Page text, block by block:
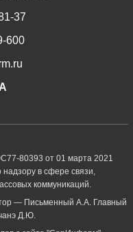
37
600
80393 от 01 марта 2021
в сфере связи,
коммуникаций.
— Письменный А.А. Главный
Д.Ю.